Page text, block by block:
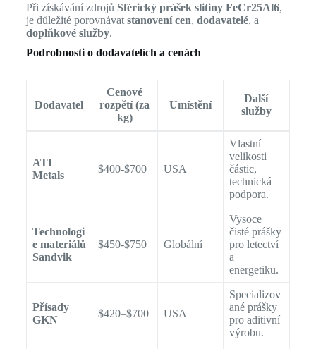
Při získávání zdrojů Sférický prášek slitiny FeCr25Al6,
je důležité porovnávat stanovení cen, dodavatelé, a
doplňkové služby.
Podrobnosti o dodavatelích a cenách
Dodavatel
Cenové
rozpětí (za
kg)
Umístění
Další
služby
ATI
Metals
$400-$700 USA
Vlastní
velikosti
částic,
technická
podpora.
Technologi
e materiálů
Sandvik
$450-$750 Globální
Vysoce
čisté prášky
pro letectví
a
energetiku.
Přísady
GKN
$420–$700 USA
Specializov
ané prášky
pro aditivní
výrobu.